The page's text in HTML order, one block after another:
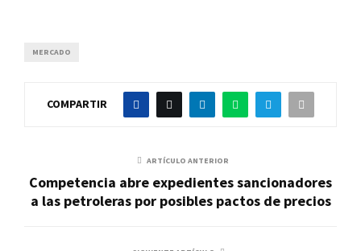
MERCADO
COMPARTIR
ARTÍCULO ANTERIOR
Competencia abre expedientes sancionadores
a las petroleras por posibles pactos de precios